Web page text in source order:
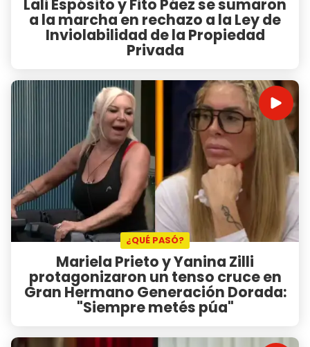
Lali Espósito y Fito Páez se sumaron
a la marcha en rechazo a la Ley de
Inviolabilidad de la Propiedad
Privada
¿QUÉ PASÓ?
Mariela Prieto y Yanina Zilli
protagonizaron un tenso cruce en
Gran Hermano Generación Dorada:
"Siempre metés púa"